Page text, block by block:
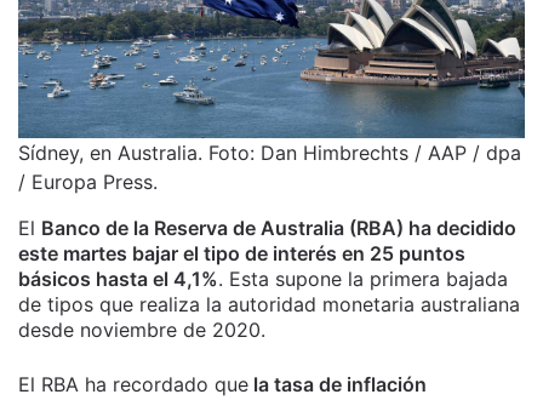
Sídney, en Australia. Foto: Dan Himbrechts / AAP / dpa
/ Europa Press.
El Banco de la Reserva de Australia (RBA) ha decidido
este martes bajar el tipo de interés en 25 puntos
básicos hasta el 4,1%. Esta supone la primera bajada
de tipos que realiza la autoridad monetaria australiana
desde noviembre de 2020.
El RBA ha recordado que la tasa de inflación